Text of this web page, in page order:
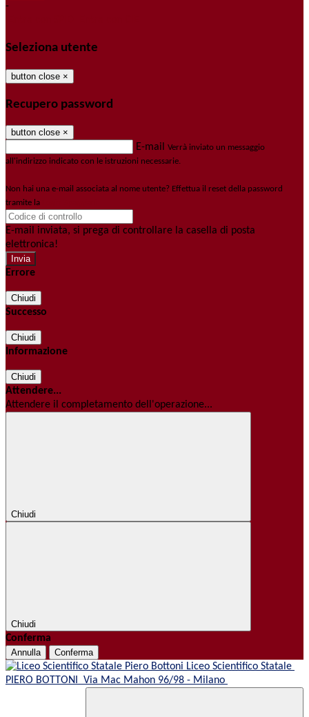
-
Seleziona utente
button close ×
Recupero password
button close ×
E-mail Verrà inviato un messaggio
all'indirizzo indicato con le istruzioni necessarie.
Non hai una e-mail associata al nome utente? Effettua il reset della password
tramite la
E-mail inviata, si prega di controllare la casella di posta
elettronica!
Errore
Chiudi
Successo
Chiudi
Informazione
Chiudi
Attendere...
Attendere il completamento dell'operazione...
Chiudi
Chiudi
Conferma
Annulla Conferma
Liceo Scientifico Statale
PIERO BOTTONI Via Mac Mahon 96/98 - Milano